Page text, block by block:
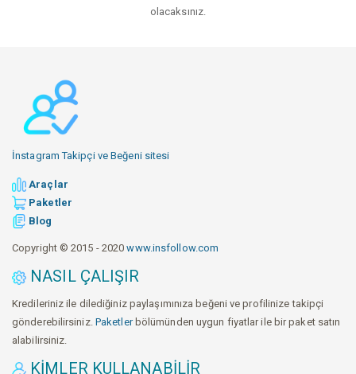
olacaksınız.
İnstagram Takipçi ve Beğeni sitesi
Araçlar
Paketler
Blog
Copyright © 2015 - 2020www.insfollow.com
NASIL ÇALIŞIR
Kredileriniz ile dilediğiniz paylaşımınıza beğeni ve profilinize takipçi
gönderebilirsiniz. Paketlerbölümünden uygun fiyatlar ile bir paket satın
alabilirsiniz.
KIMLER KULLANABILIR